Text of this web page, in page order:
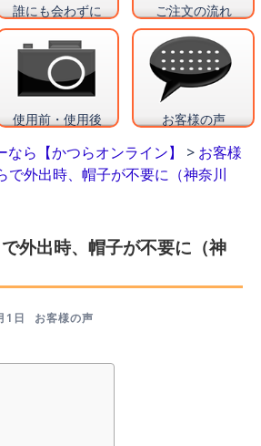
誰にも会わずに ご注文の流れ
使用前・使用後 お客様の声
ら【かつらオンライン】 > お客様
で外出時、帽子が不要に（神奈川
外出時、帽子が不要に（神
1日 お客様の声